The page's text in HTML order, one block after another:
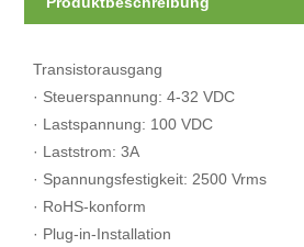
Transistorausgang
· Steuerspannung: 4-32 VDC
· Lastspannung: 100 VDC
· Laststrom: 3A
· Spannungsfestigkeit: 2500 Vrms
· RoHS-konform
· Plug-in-Installation